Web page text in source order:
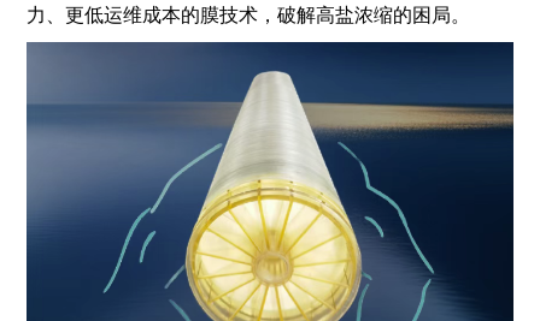
力、更低运维成本的膜技术，破解高盐浓缩的困局。